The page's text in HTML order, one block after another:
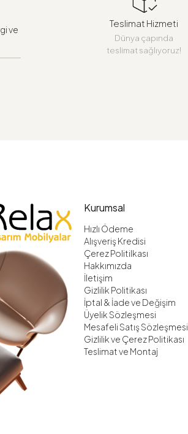
ve
Teslimat Hizmeti
Dünya çapında
teslimat sağlıyoruz!
Kurumsal
Hızlı Ödeme
Alışveriş Kredisi
Çerez Politilkası
Hakkımızda
İletişim
Gizlilik Politikası
İptal & İade ve Değişim
Üyelik Sözleşmesi
Mesafeli Satış Sözleşmesi
Gizlilik ve Çerez Politikası
Teslimat ve Montaj